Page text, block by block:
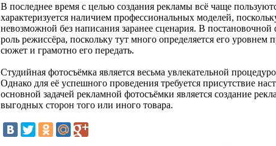
В последнее время с целью создания рекламы всё чаще
характеризуется наличием профессиональных моделей,
невозможной без написания заранее сценария. В постановочной
роль режиссёра, поскольку тут много определяется его
сюжет и грамотно его передать.
Студийная фотосъёмка является весьма увлекательной
Однако для её успешного проведения требуется присутствие
основной задачей рекламной фотосъёмки является создание
выгодных сторон того или иного товара.